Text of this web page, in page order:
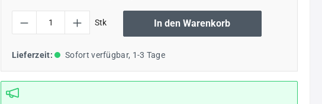
Stk In den Warenkorb
Lieferzeit: Sofort verfügbar, 1-3 Tage